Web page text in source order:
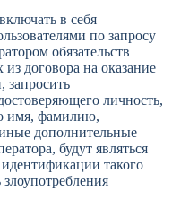
в себя
по запросу
обязательств
договора на оказание
запросить
личность,
имя, фамилию,
дополнительные
будут являться
такого